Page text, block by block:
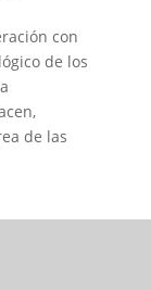
con
de los
de las